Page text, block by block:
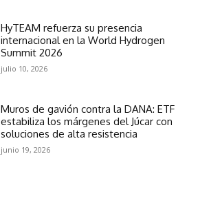
HyTEAM refuerza su presencia
internacional en la World Hydrogen
Summit 2026
julio 10, 2026
Muros de gavión contra la DANA: ETF
estabiliza los márgenes del Júcar con
soluciones de alta resistencia
junio 19, 2026